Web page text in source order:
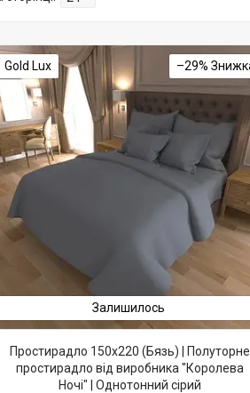
Gold Lux –29%
Залишилось
Простирадло 150х220 (Бязь) | Полуторне
простирадло від виробника "Королева
Ночі" | Однотонний сірий